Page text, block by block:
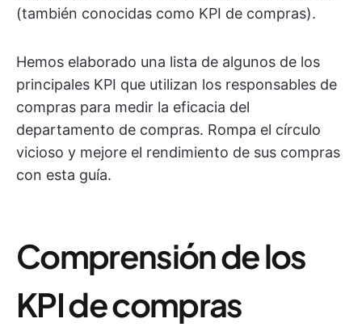
(también conocidas como KPI de compras).
Hemos elaborado una lista de algunos de los
principales KPI que utilizan los responsables de
compras para medir la eficacia del
departamento de compras. Rompa el círculo
vicioso y mejore el rendimiento de sus compras
con esta guía.
Comprensión de los
KPI de compras